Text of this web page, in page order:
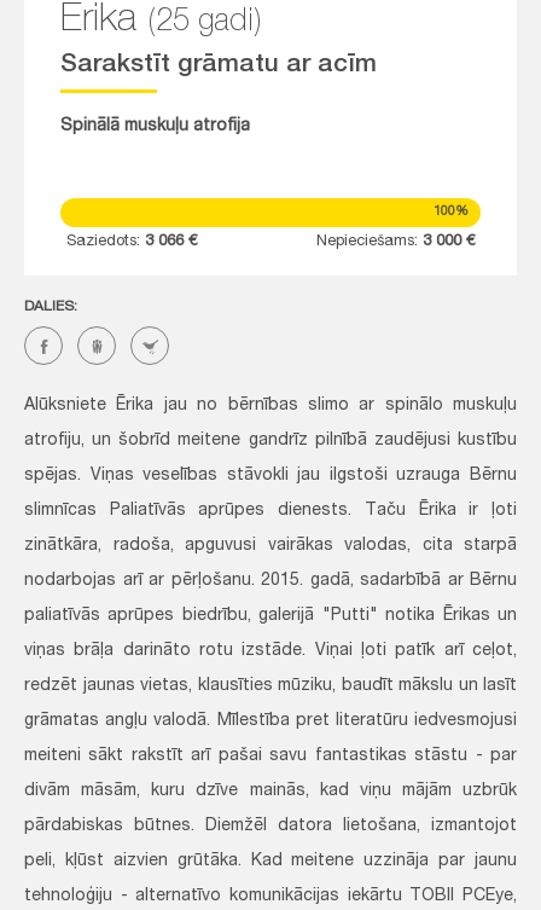
Ērika (25 gadi)
Sarakstīt grāmatu ar acīm
Spinālā muskuļu atrofija
100%
Saziedots: 3 066 € Nepieciešams: 3 000 €
DALIES:
Alūksniete Ērika jau no bērnības slimo ar spinālo muskuļu
atrofiju, un šobrīd meitene gandrīz pilnībā zaudējusi kustību
spējas. Viņas veselības stāvokli jau ilgstoši uzrauga Bērnu
slimnīcas Paliatīvās aprūpes dienests. Taču Ērika ir ļoti
zinātkāra, radoša, apguvusi vairākas valodas, cita starpā
nodarbojas arī ar pērļošanu. 2015. gadā, sadarbībā ar Bērnu
paliatīvās aprūpes biedrību, galerijā "Putti" notika Ērikas un
viņas brāļa darināto rotu izstāde. Viņai ļoti patīk arī ceļot,
redzēt jaunas vietas, klausīties mūziku, baudīt mākslu un lasīt
grāmatas angļu valodā. Mīlestība pret literatūru iedvesmojusi
meiteni sākt rakstīt arī pašai savu fantastikas stāstu - par
divām māsām, kuru dzīve mainās, kad viņu mājām uzbrūk
pārdabiskas būtnes. Diemžēl datora lietošana, izmantojot
peli, kļūst aizvien grūtāka. Kad meitene uzzināja par jaunu
tehnoloģiju - alternatīvo komunikācijas iekārtu TOBII PCEye,